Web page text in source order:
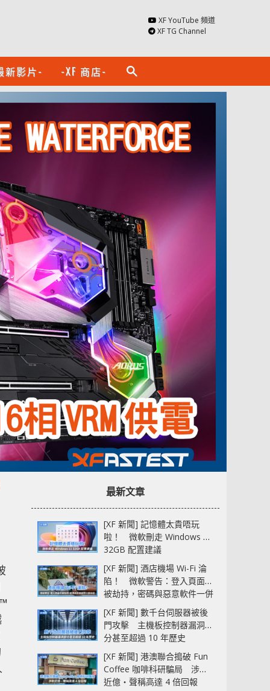
XF YouTube 頻道
XF TG Channel
新影片- -XF 商店- search
最新文章
[XF 新聞] 記憶體太貴唔玩
啦！ 微軟刪走 Windows 11
32GB 配置建議
[XF 新聞] 酒店機場 Wi-Fi 淪
陷！ 微軟警告：登入頁面可
被劫持，密碼與惡意軟件一併
中招
[XF 新聞] 數千台伺服器被後
門攻擊 主機板控制器漏洞部
分甚至超過 10 年歷史
[XF 新聞] 港澳聯合搗破 Fun
Coffee 咖啡科研騙局 涉款
近億‧聲稱高達 4 倍回報